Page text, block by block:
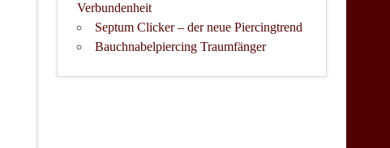
Verbundenheit
Septum Clicker – der neue Piercingtrend
Bauchnabelpiercing Traumfänger